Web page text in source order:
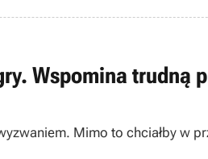
Wspomina trudną
Mimo to chciałby w